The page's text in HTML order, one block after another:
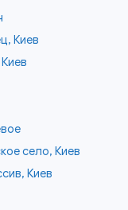
Киев
село, Киев
Киев